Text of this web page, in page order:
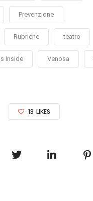
Prevenzione
Rubriche teatro
Inside Venosa
13 LIKES